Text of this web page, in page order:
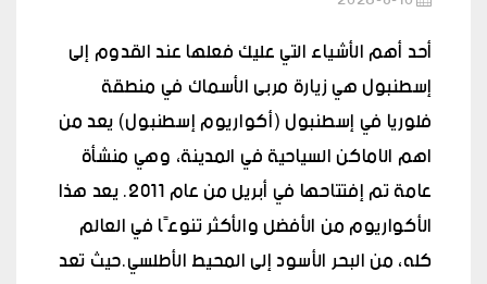
أحد أهم الأشياء التي عليك فعلها عند القدوم إلى
إسطنبول هي زيارة مربى الأسماك في منطقة
فلوريا في إسطنبول (أكواريوم إسطنبول) يعد من
اهم الاماكن السياحية في المدينة، وهي منشأة
عامة تم إفتتاحها في أبريل من عام 2011. يعد هذا
الأكواريوم من الأفضل والأكثر تنوعًا في العالم
كله، من البحر الأسود إلى المحيط الأطلسي.حيث تعد